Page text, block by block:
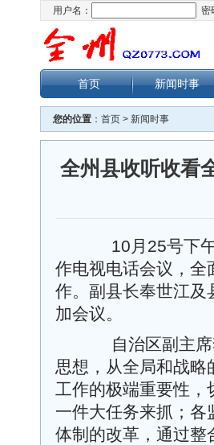
用户名： 密
首页 新闻时事
您的位置 ： 首页 > 新闻时事
全州县收听收看
10月25号下午
作电视电话会议，全
作。副县长奉世江及
加会议。
自治区副主席
思想，从全局和战略
工作的极端重要性，
一件大任务来抓；
体制的改革，通过整